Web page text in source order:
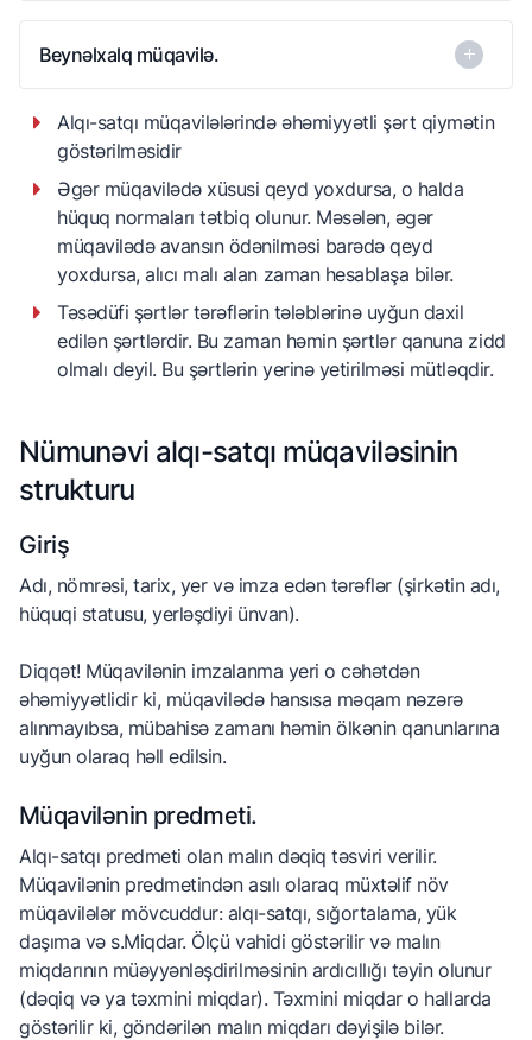
gətirirlər. Onlar öz adlarından ticarət əməliyyatında
iştirak etmirlər.
Beynəlxalq müqavilə.
Adi vasitəçilər olaraq, alıcı ilə satıcını bir araya
gətirirlər. Onlar öz adlarından ticarət əməliyyatında
iştirak etmirlər.
Alqı-satqı müqavilələrində əhəmiyyətli şərt qiymətin
göstərilməsidir
Əgər müqavilədə xüsusi qeyd yoxdursa, o halda
hüquq normaları tətbiq olunur. Məsələn, əgər
müqavilədə avansın ödənilməsi barədə qeyd
yoxdursa, alıcı malı alan zaman hesablaşa bilər.
Təsədüfi şərtlər tərəflərin tələblərinə uyğun daxil
edilən şərtlərdir. Bu zaman həmin şərtlər qanuna zidd
olmalı deyil. Bu şərtlərin yerinə yetirilməsi mütləqdir.
Nümunəvi alqı-satqı müqaviləsinin
strukturu
Giriş
Adı, nömrəsi, tarix, yer və imza edən tərəflər (şirkətin adı,
hüquqi statusu, yerləşdiyi ünvan).
Diqqət! Müqavilənin imzalanma yeri o cəhətdən
əhəmiyyətlidir ki, müqavilədə hansısa məqam nəzərə
alınmayıbsa, mübahisə zamanı həmin ölkənin qanunlarına
uyğun olaraq həll edilsin.
Müqavilənin predmeti.
Alqı-satqı predmeti olan malın dəqiq təsviri verilir.
Müqavilənin predmetindən asılı olaraq müxtəlif növ
müqavilələr mövcuddur: alqı-satqı, sığortalama, yük
daşıma və s.Miqdar. Ölçü vahidi göstərilir və malın
miqdarının müəyyənləşdirilməsinin ardıcıllığı təyin olunur
(dəqiq və ya təxmini miqdar). Təxmini miqdar o hallarda
göstərilir ki, göndərilən malın miqdarı dəyişilə bilər.